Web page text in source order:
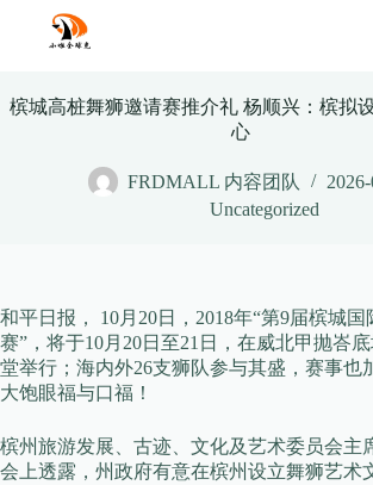
content
槟城高桩舞狮邀请赛推介礼 杨顺兴：槟拟
心
FRDMALL 内容团队
Uncategorized
和平日报， 10月20日，2018年“第9届槟城
赛”，将于10月20日至21日，在威北甲抛峇
堂举行；海内外26支狮队参与其盛，赛事也
大饱眼福与口福！
槟州旅游发展、古迹、文化及艺术委员会主
会上透露，州政府有意在槟州设立舞狮艺术